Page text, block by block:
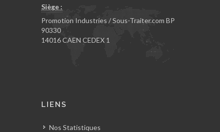
Siège :
Promotion Industries / Sous-Traiter.com BP
90330
14016 CAEN CEDEX 1
LIENS
Nos Statistiques